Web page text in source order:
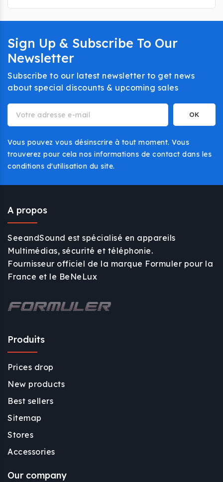
parfaitement.
Sign Up & Subscribe To Our
Newsletter
Subscribe to our latest newsletter to get news
about special discounts & upcoming sales
Vous pouvez vous désinscrire à tout moment. Vous
trouverez pour cela nos informations de contact dans les
conditions d'utilisation du site.
A propos
SeeandSound est spécialisé en appareils
Multimédias, sécurité et téléphonie.
Fournisseur officiel de la marque Formuler pour la
France et le BeNeLux
Produits
Prices drop
New products
Best sellers
Sitemap
Stores
Accessories
Our company